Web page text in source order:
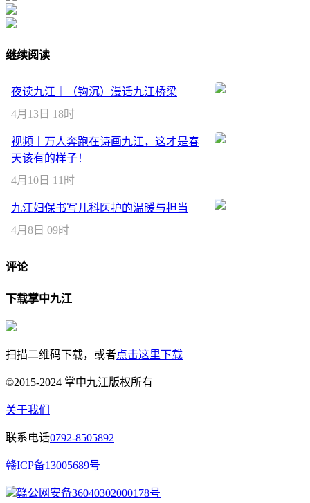
继续阅读
夜读九江｜（钩沉）漫话九江桥梁
4月13日 18时
视频丨万人奔跑在诗画九江，这才是春
天该有的样子！
4月10日 11时
九江妇保书写儿科医护的温暖与担当
4月8日 09时
评论
下载掌中九江
扫描二维码下载，或者点击这里下载
©2015-2024 掌中九江版权所有
关于我们
联系电话0792-8505892
赣ICP备13005689号
赣公网安备36040302000178号